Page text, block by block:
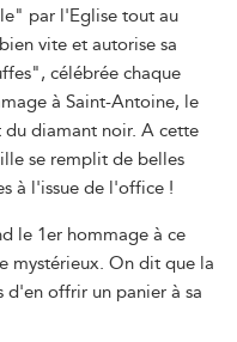
par l'Eglise tout au
vite et autorise sa
célébrée chaque
à Saint-Antoine, le
diamant noir. A cette
se remplit de belles
à l'issue de l'office !
le 1er hommage à ce
mystérieux. On dit que la
d'en offrir un panier à sa